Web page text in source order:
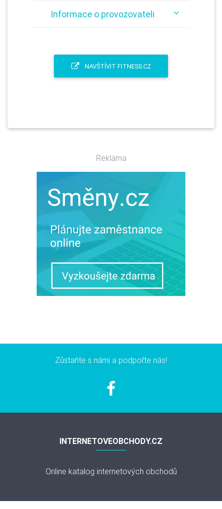
Informace o provozovateli
NAVŠTÍVIT FITNESS.CZ
Reklama
Zůstaňte s námi a podpořte nás!
INTERNETOVEOBCHODY.CZ
Online katalog internetových obchodů